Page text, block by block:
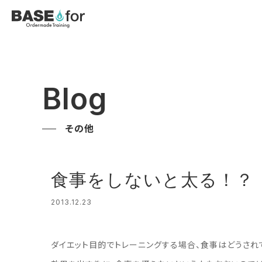
Blog
その他
食事をしないと太る！？
2013.12.23
ダイエット目的でトレーニングする場合、食事はどうされ